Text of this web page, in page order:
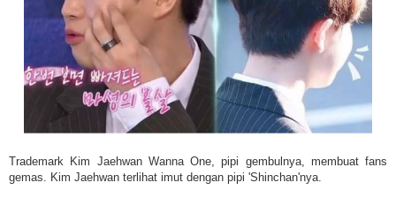
Trademark Kim Jaehwan Wanna One, pipi gembulnya, membuat fans
gemas. Kim Jaehwan terlihat imut dengan pipi 'Shinchan'nya.